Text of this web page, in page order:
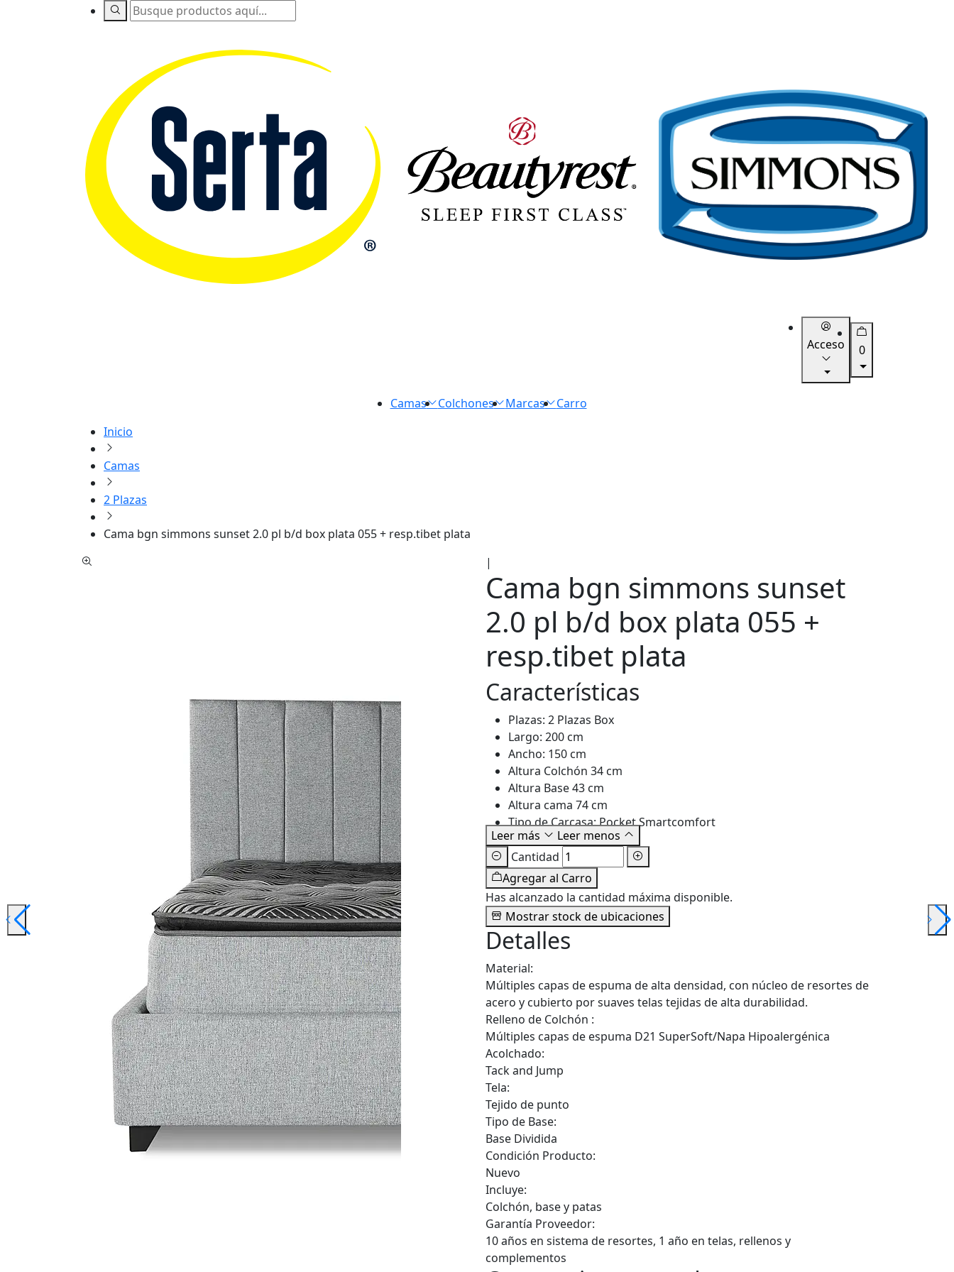
Acceso 0
Camas Colchones Marcas
Carro
Inicio
Camas
2 Plazas
Cama bgn simmons sunset 2.0 pl b/d box plata 055 + resp.tibet plata
|
Cama bgn simmons sunset
2.0 pl b/d box plata 055 +
resp.tibet plata
Características
Plazas: 2 Plazas Box
Largo: 200 cm
Ancho: 150 cm
Altura Colchón 34 cm
Altura Base 43 cm
Altura cama 74 cm
Tipo de Carcasa: Pocket Smartcomfort
Leer más
Leer menos
Cantidad
Agregar al Carro
Has alcanzado la cantidad máxima disponible.
Mostrar stock de ubicaciones
Detalles
Material:
Múltiples capas de espuma de alta densidad, con núcleo de resortes de
acero y cubierto por suaves telas tejidas de alta durabilidad.
Relleno de Colchón :
Múltiples capas de espuma D21 SuperSoft/Napa Hipoalergénica
Acolchado:
Tack and Jump
Tela:
Tejido de punto
Tipo de Base:
Base Dividida
Condición Producto:
Nuevo
Incluye:
Colchón, base y patas
Garantía Proveedor:
10 años en sistema de resortes, 1 año en telas, rellenos y
complementos